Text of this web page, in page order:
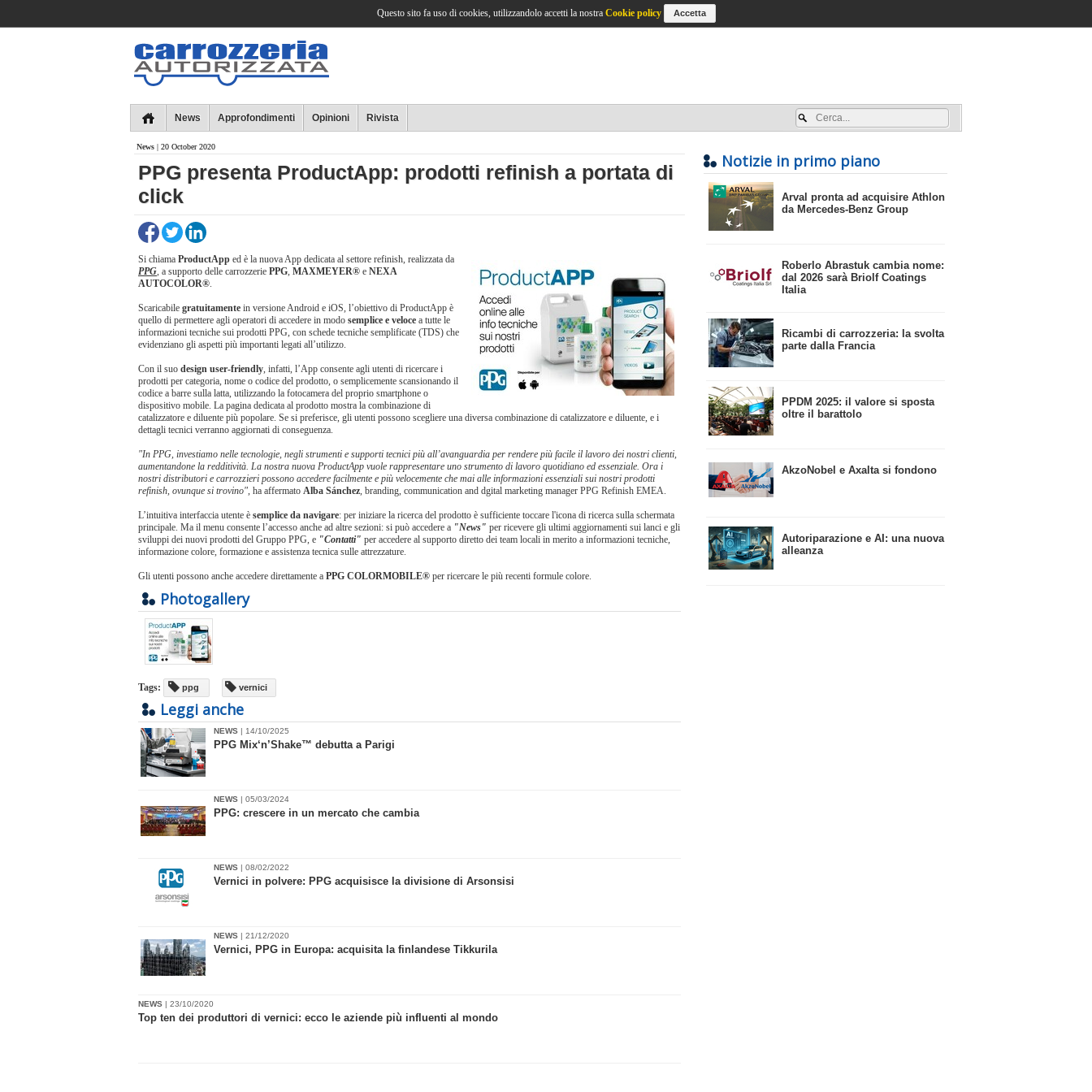
News Approfondimenti Opinioni Rivista
Notizie in primo piano
​Arval pronta ad acquisire Athlon
da Mercedes-Benz Group
​Roberlo Abrastuk cambia nome:
dal 2026 sarà Briolf Coatings
Italia
​Ricambi di carrozzeria: la svolta
parte dalla Francia
​PPDM 2025: il valore si sposta
oltre il barattolo
​AkzoNobel e Axalta si fondono
Autoriparazione e AI: una nuova
alleanza
News | 20 October 2020
PPG presenta ProductApp: prodotti refinish a portata di
click
Si chiama ProductApp ed è la nuova App dedicata al settore refinish, realizzata da
PPG, a supporto delle carrozzerie PPG, MAXMEYER® e NEXA
AUTOCOLOR®.
Scaricabile gratuitamente in versione Android e iOS, l’obiettivo di ProductApp è
quello di permettere agli operatori di accedere in modo semplice e veloce a tutte le
informazioni tecniche sui prodotti PPG, con schede tecniche semplificate (TDS) che
evidenziano gli aspetti più importanti legati all’utilizzo.
Con il suo design user-friendly, infatti, l’App consente agli utenti di ricercare i
prodotti per categoria, nome o codice del prodotto, o semplicemente scansionando il
codice a barre sulla latta, utilizzando la fotocamera del proprio smartphone o
dispositivo mobile. La pagina dedicata al prodotto mostra la combinazione di
catalizzatore e diluente più popolare. Se si preferisce, gli utenti possono scegliere una diversa combinazione di catalizzatore e diluente, e i
dettagli tecnici verranno aggiornati di conseguenza.
"In PPG, investiamo nelle tecnologie, negli strumenti e supporti tecnici più all’avanguardia per rendere più facile il lavoro dei nostri clienti,
aumentandone la redditività. La nostra nuova ProductApp vuole rappresentare uno strumento di lavoro quotidiano ed essenziale. Ora i
nostri distributori e carrozzieri possono accedere facilmente e più velocemente che mai alle informazioni essenziali sui nostri prodotti
refinish, ovunque si trovino", ha affermato Alba Sánchez, branding, communication and dgital marketing manager PPG Refinish EMEA.
L’intuitiva interfaccia utente è semplice da navigare: per iniziare la ricerca del prodotto è sufficiente toccare l'icona di ricerca sulla schermata
principale. Ma il menu consente l’accesso anche ad altre sezioni: si può accedere a "News" per ricevere gli ultimi aggiornamenti sui lanci e gli
sviluppi dei nuovi prodotti del Gruppo PPG, e "Contatti" per accedere al supporto diretto dei team locali in merito a informazioni tecniche,
informazione colore, formazione e assistenza tecnica sulle attrezzature.
Gli utenti possono anche accedere direttamente a PPG COLORMOBILE® per ricercare le più recenti formule colore.
Photogallery
Tags: ppg vernici
Leggi anche
NEWS | 14/10/2025
PPG Mix‘n’Shake™ debutta a Parigi
NEWS | 05/03/2024
PPG: crescere in un mercato che cambia
NEWS | 08/02/2022
Vernici in polvere: PPG acquisisce la divisione di Arsonsisi
NEWS | 21/12/2020
Vernici, PPG in Europa: acquisita la finlandese Tikkurila
NEWS | 23/10/2020
Top ten dei produttori di vernici: ecco le aziende più influenti al mondo
Questo sito fa uso di cookies, utilizzandolo accetti la nostra Cookie policy Accetta